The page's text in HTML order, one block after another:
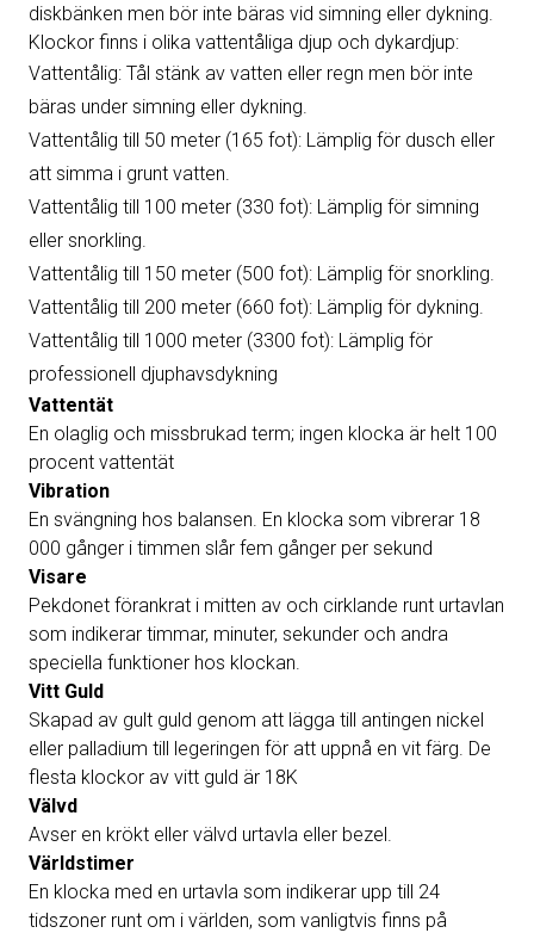
diskbänken men bör inte bäras vid simning eller dykning.
Klockor finns i olika vattentåliga djup och dykardjup:
Vattentålig: Tål stänk av vatten eller regn men bör inte
bäras under simning eller dykning.
Vattentålig till 50 meter (165 fot): Lämplig för dusch eller
att simma i grunt vatten.
Vattentålig till 100 meter (330 fot): Lämplig för simning
eller snorkling.
Vattentålig till 150 meter (500 fot): Lämplig för snorkling.
Vattentålig till 200 meter (660 fot): Lämplig för dykning.
Vattentålig till 1000 meter (3300 fot): Lämplig för
professionell djuphavsdykning
Vattentät
En olaglig och missbrukad term; ingen klocka är helt 100
procent vattentät
Vibration
En svängning hos balansen. En klocka som vibrerar 18
000 gånger i timmen slår fem gånger per sekund
Visare
Pekdonet förankrat i mitten av och cirklande runt urtavlan
som indikerar timmar, minuter, sekunder och andra
speciella funktioner hos klockan.
Vitt Guld
Skapad av gult guld genom att lägga till antingen nickel
eller palladium till legeringen för att uppnå en vit färg. De
flesta klockor av vitt guld är 18K
Välvd
Avser en krökt eller välvd urtavla eller bezel.
Världstimer
En klocka med en urtavla som indikerar upp till 24
tidszoner runt om i världen, som vanligtvis finns på